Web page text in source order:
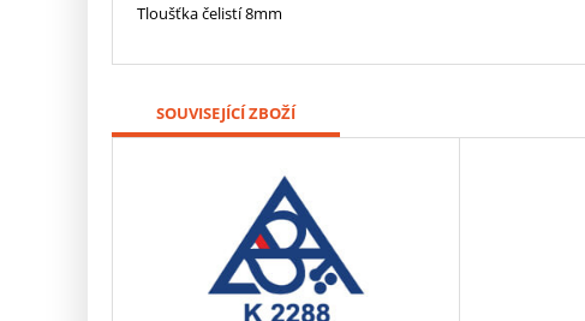
Tloušťka čelistí 8mm
SOUVISEJÍCÍ ZBOŽÍ